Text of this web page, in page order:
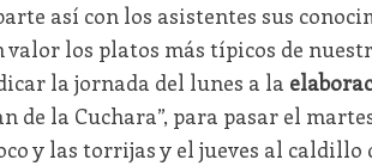
así con los asistentes sus
los platos más típicos de
la jornada del lunes a la
de la Cuchara”, para pasar el
y las torrijas y el jueves al caldillo